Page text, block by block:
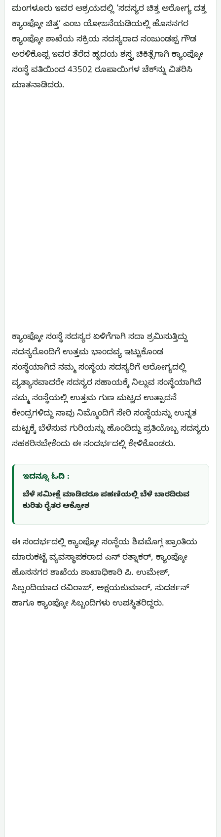
ಮಂಗಳೂರು ಇವರ ಆಶ್ರಯದಲ್ಲಿ ‘ಸದಸ್ಯರ ಚಿತ್ತ ಆರೋಗ್ಯ ದತ್ತ
ಕ್ಯಾಂಪ್ಕೋ ಚಿತ್ತ’ ಎಂಬ ಯೋಜನೆಯಡಿಯಲ್ಲಿ ಹೊಸನಗರ
ಕ್ಯಾಂಪ್ಕೋ ಶಾಖೆಯ ಸಕ್ರಿಯ ಸದಸ್ಯರಾದ ನಂಜುಂಡಪ್ಪ ಗೌಡ
ಅರಳಿಕೊಪ್ಪ ಇವರ ತೆರೆದ ಹೃದಯ ಶಸ್ತ್ರ ಚಿಕಿತ್ಸೆಗಾಗಿ ಕ್ಯಾಂಪ್ಕೋ
ಸಂಸ್ಥೆ ವತಿಯಿಂದ 43502 ರೂಪಾಯಿಗಳ ಚೆಕ್‌ನ್ನು ವಿತರಿಸಿ
ಮಾತನಾಡಿದರು.
ಕ್ಯಾಂಪ್ಕೋ ಸಂಸ್ಥೆ ಸದಸ್ಯರ ಏಳಿಗೆಗಾಗಿ ಸದಾ ಶ್ರಮಿಸುತ್ತಿದ್ದು
ಸದಸ್ಯರೊಂದಿಗೆ ಉತ್ತಮ ಭಾಂದವ್ಯ ಇಟ್ಟುಕೊಂಡ
ಸಂಸ್ಥೆಯಾಗಿದೆ ನಮ್ಮ ಸಂಸ್ಥೆಯ ಸದಸ್ಯರಿಗೆ ಆರೋಗ್ಯದಲ್ಲಿ
ವ್ಯತ್ಯಾಸವಾದರೇ ಸದಸ್ಯರ ಸಹಾಯಕ್ಕೆ ನಿಲ್ಲುವ ಸಂಸ್ಥೆಯಾಗಿದೆ
ನಮ್ಮ ಸಂಸ್ಥೆಯಲ್ಲಿ ಉತ್ತಮ ಗುಣ ಮಟ್ಟದ ಉತ್ಪಾದನೆ
ಕೇಂದ್ರಗಳಿದ್ದು ನಾವು ನಿಮ್ಮೊಂದಿಗೆ ಸೇರಿ ಸಂಸ್ಥೆಯನ್ನು ಉನ್ನತ
ಮಟ್ಟಕ್ಕೆ ಬೆಳೆಸುವ ಗುರಿಯನ್ನು ಹೊಂದಿದ್ದು ಪ್ರತಿಯೊಬ್ಬ ಸದಸ್ಯರು
ಸಹಕರಿಸಬೇಕೆಂದು ಈ ಸಂದರ್ಭದಲ್ಲಿ ಕೇಳಿಕೊಂಡರು.
ಇದನ್ನೂ ಓದಿ :
ಬೆಳೆ ಸಮೀಕ್ಷೆ ಮಾಡಿದರೂ ಪಹಣಿಯಲ್ಲಿ ಬೆಳೆ ಬಾರದಿರುವ
ಕುರಿತು ರೈತರ ಆಕ್ರೋಶ
ಈ ಸಂದರ್ಭದಲ್ಲಿ ಕ್ಯಾಂಪ್ಕೋ ಸಂಸ್ಥೆಯ ಶಿವಮೊಗ್ಗ ಪ್ರಾಂತಿಯ
ಮಾರುಕಟ್ಟೆ ವ್ಯವಸ್ಥಾಪಕರಾದ ಎನ್ ರತ್ನಾಕರ್, ಕ್ಯಾಂಪ್ಕೋ
ಹೊಸನಗರ ಶಾಖೆಯ ಶಾಖಾಧಿಕಾರಿ ಪಿ. ಉಮೇಶ್,
ಸಿಬ್ಬಂದಿಯಾದ ರವಿರಾಜ್, ಅಕ್ಷಯಕುಮಾರ್, ಸುದರ್ಶನ್
ಹಾಗೂ ಕ್ಯಾಂಪ್ಕೋ ಸಿಬ್ಬಂದಿಗಳು ಉಪಸ್ಥಿತರಿದ್ದರು.